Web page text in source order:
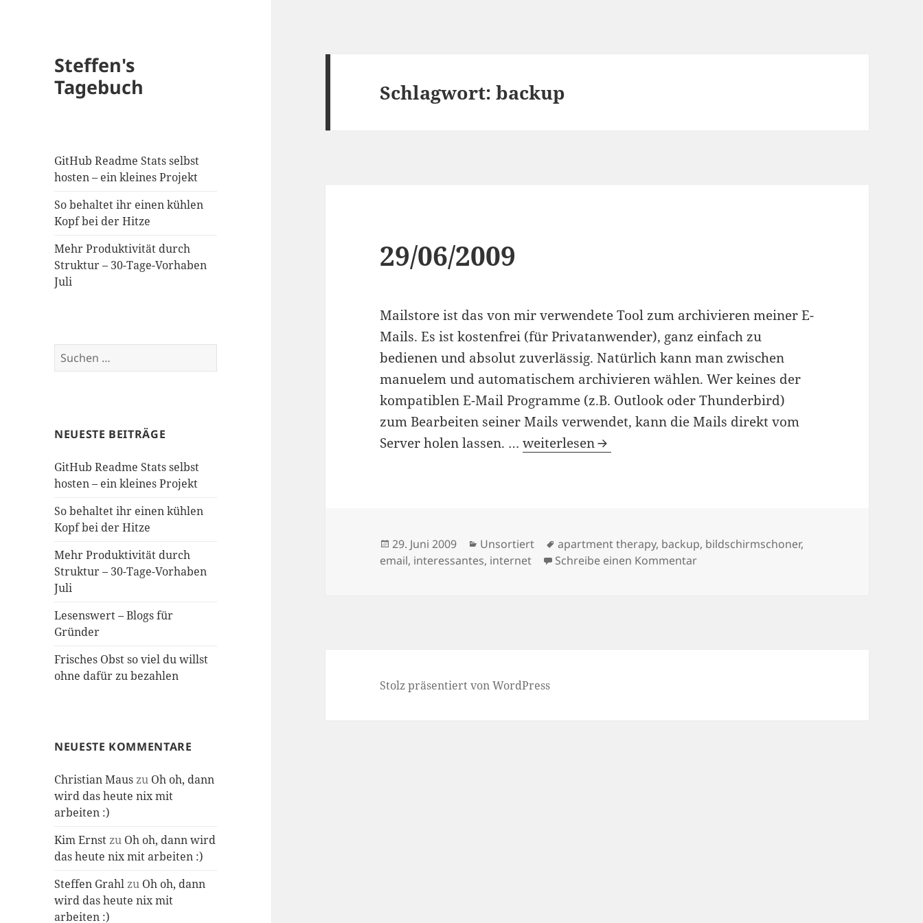
Steffen's
Tagebuch
GitHub Readme Stats selbst
hosten – ein kleines Projekt
So behaltet ihr einen kühlen
Kopf bei der Hitze
Mehr Produktivität durch
Struktur – 30-Tage-Vorhaben
Juli
Suchen
nach:
NEUESTE BEITRÄGE
GitHub Readme Stats selbst
hosten – ein kleines Projekt
So behaltet ihr einen kühlen
Kopf bei der Hitze
Mehr Produktivität durch
Struktur – 30-Tage-Vorhaben
Juli
Lesenswert – Blogs für
Gründer
Frisches Obst so viel du willst
ohne dafür zu bezahlen
NEUESTE KOMMENTARE
Christian Mauszu Oh oh, dann
wird das heute nix mit
arbeiten :)
Kim Ernstzu Oh oh, dann wird
das heute nix mit arbeiten :)
Steffen Grahlzu Oh oh, dann
wird das heute nix mit
arbeiten :)
Schlagwort:backup
29/06/2009
Mailstore ist das von mir verwendete Tool zum archivieren meiner E-
Mails. Es ist kostenfrei (für Privatanwender), ganz einfach zu
bedienen und absolut zuverlässig. Natürlich kann man zwischen
manuelem und automatischem archivieren wählen. Wer keines der
kompatiblen E-Mail Programme (z.B. Outlook oder Thunderbird)
zum Bearbeiten seiner Mails verwendet, kann die Mails direkt vom
Server holen lassen. …29/06/2009
weiterlesen
Veröffentlicht
am
29. Juni 2009 Kategorien
Unsortiert Schlagwörter
apartment therapy, backup, bildschirmschoner,
email, interessantes, internet Schreibe einen Kommentarzu 29/06/2009
Stolz präsentiert von WordPress